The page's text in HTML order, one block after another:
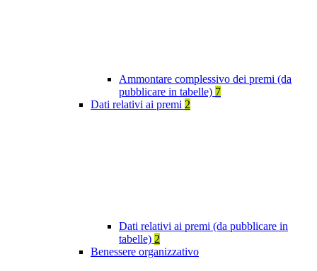
Ammontare complessivo dei premi (da
pubblicare in tabelle) 7
Dati relativi ai premi 2
Dati relativi ai premi (da pubblicare in
tabelle) 2
Benessere organizzativo